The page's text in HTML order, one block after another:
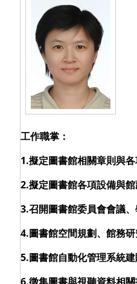
工作職掌：
1.擬定圖書館相關章則與
2.擬定圖書館各項設備與館
3.召開圖書館委員會會議、
4.圖書館空間規劃、館務研
5.圖書館自動化管理系統建